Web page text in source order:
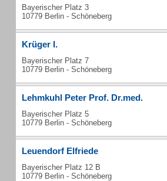
Bayerischer Platz 3
10779 Berlin - Schöneberg
Krüger I.
Bayerischer Platz 7
10779 Berlin - Schöneberg
Lehmkuhl Peter Prof. Dr.med.
Bayerischer Platz 5
10779 Berlin - Schöneberg
Leuendorf Elfriede
Bayerischer Platz 12 B
10779 Berlin - Schöneberg